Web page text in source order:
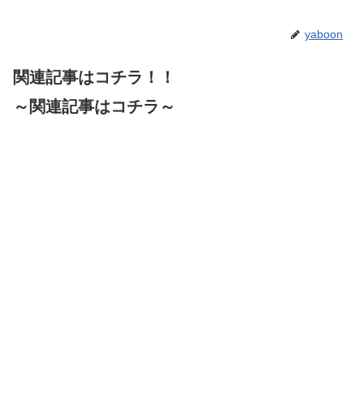
yaboon
関連記事はコチラ！！
～関連記事はコチラ～